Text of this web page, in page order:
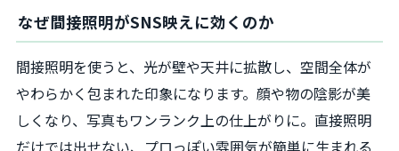
なぜ間接照明がSNS映えに効くのか
間接照明を使うと、光が壁や天井に拡散し、空間全体が
やわらかく包まれた印象になります。顔や物の陰影が美
しくなり、写真もワンランク上の仕上がりに。直接照明